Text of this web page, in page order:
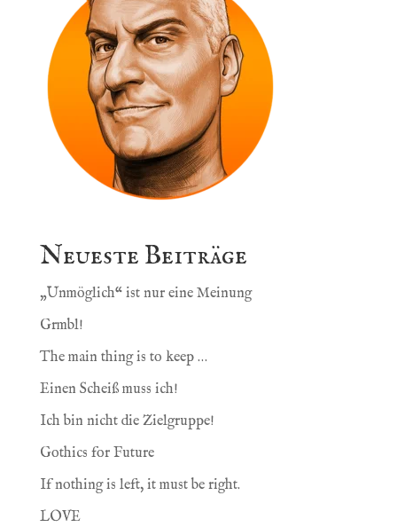
Neueste Beiträge
„Unmöglich“ ist nur eine Meinung
Grmbl!
The main thing is to keep …
Einen Scheiß muss ich!
Ich bin nicht die Zielgruppe!
Gothics for Future
If nothing is left, it must be right.
LOVE